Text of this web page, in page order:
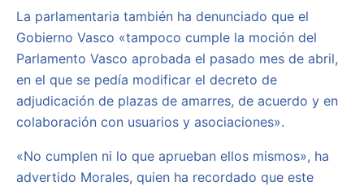
La parlamentaria también ha denunciado que el
Gobierno Vasco «tampoco cumple la moción del
Parlamento Vasco aprobada el pasado mes de abril,
en el que se pedía modificar el decreto de
adjudicación de plazas de amarres, de acuerdo y en
colaboración con usuarios y asociaciones».
«No cumplen ni lo que aprueban ellos mismos», ha
advertido Morales, quien ha recordado que este